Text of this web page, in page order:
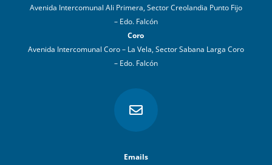
Avenida Intercomunal Ali Primera, Sector Creolandia Punto Fijo
– Edo. Falcón
Coro
Avenida Intercomunal Coro – La Vela, Sector Sabana Larga Coro
– Edo. Falcón

Emails